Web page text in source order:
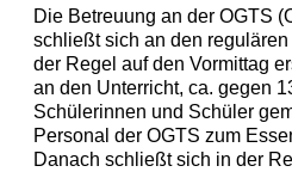
Die Betreuung an der OGTS
schließt sich an den
der Regel auf den Vormittag
an den Unterricht, ca. gegen
Schülerinnen und Schüler
Personal der OGTS zum
Danach schließt sich in der